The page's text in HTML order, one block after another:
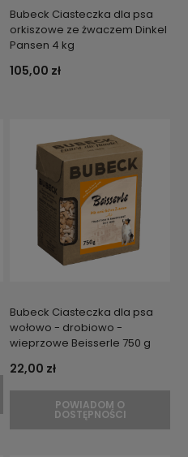
Bubeck Ciasteczka dla psa
orkiszowe ze żwaczem Dinkel
Pansen 4 kg
105,00 zł
Bubeck Ciasteczka dla psa
wołowo - drobiowo -
wieprzowe Beisserle 750 g
22,00 zł
POWIADOM O
DOSTĘPNOŚCI